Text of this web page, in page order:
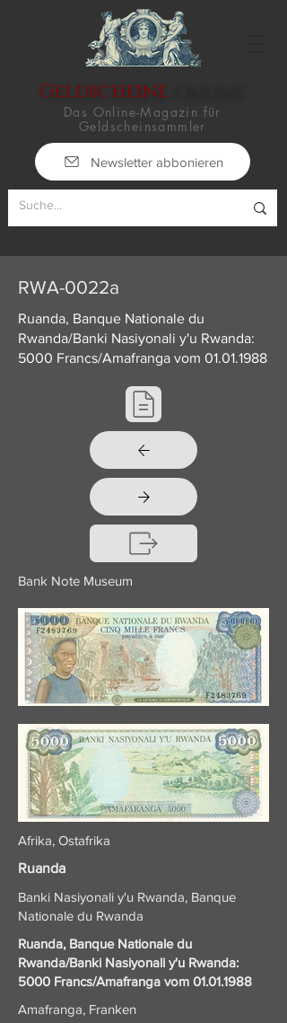
Geldscheine
Das Online-Magazin für
Geldscheinsammler
Newsletter abbonieren
RWA-0022a
Ruanda, Banque Nationale du
Rwanda/Banki Nasiyonali y'u Rwanda:
5000 Francs/Amafranga vom 01.01.1988
Bank Note Museum
Afrika, Ostafrika
Ruanda
Banki Nasiyonali y'u Rwanda, Banque
Nationale du Rwanda
Ruanda, Banque Nationale du
Rwanda/Banki Nasiyonali y'u Rwanda:
5000 Francs/Amafranga vom 01.01.1988
Amafranga, Franken